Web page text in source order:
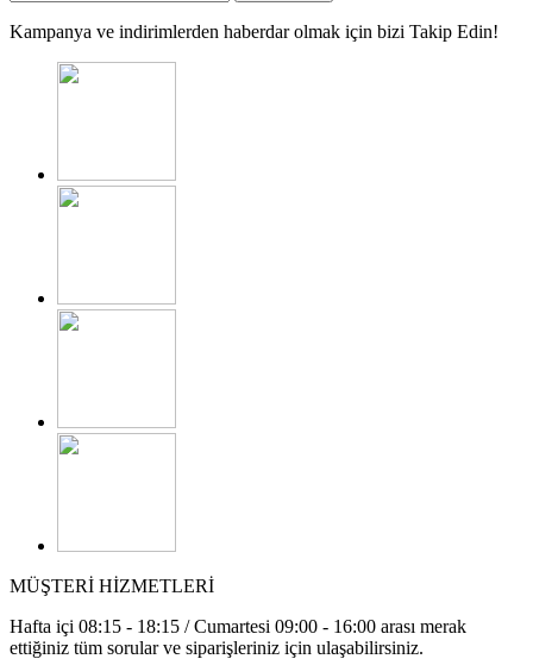
Kampanya ve indirimlerden haberdar olmak için bizi Takip Edin!
MÜŞTERİ HİZMETLERİ
Hafta içi 08:15 - 18:15 / Cumartesi 09:00 - 16:00 arası merak
ettiğiniz tüm sorular ve siparişleriniz için ulaşabilirsiniz.